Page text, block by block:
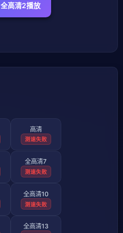
全高清2播放
高清
测速失败
全高清7
测速失败
全高清10
测速失败
全高清13